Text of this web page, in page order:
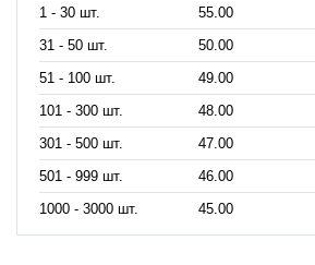
1 - 30 шт.
55.00
31 - 50 шт.
50.00
51 - 100 шт.
49.00
101 - 300 шт.
48.00
301 - 500 шт.
47.00
501 - 999 шт.
46.00
1000 - 3000 шт.
45.00